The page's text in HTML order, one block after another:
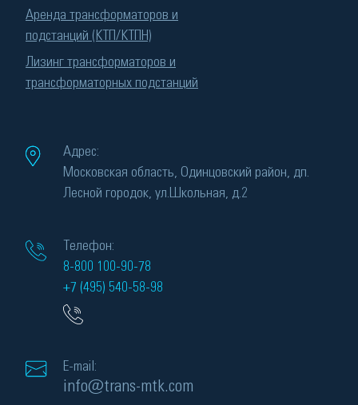
Аренда трансформаторов и
подстанций (КТП/КТПН)
Лизинг трансформаторов и
трансформаторных подстанций
Адрес:
Московская область, Одинцовский район, дп.
Лесной городок, ул.Школьная, д.2
Телефон:
8-800 100-90-78
+7 (495) 540-58-98
E-mail:
info@trans-mtk.com